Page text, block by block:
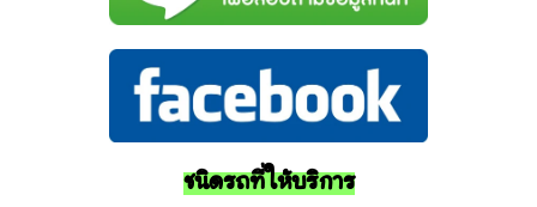
ชนิดรถที่ให้บริการ